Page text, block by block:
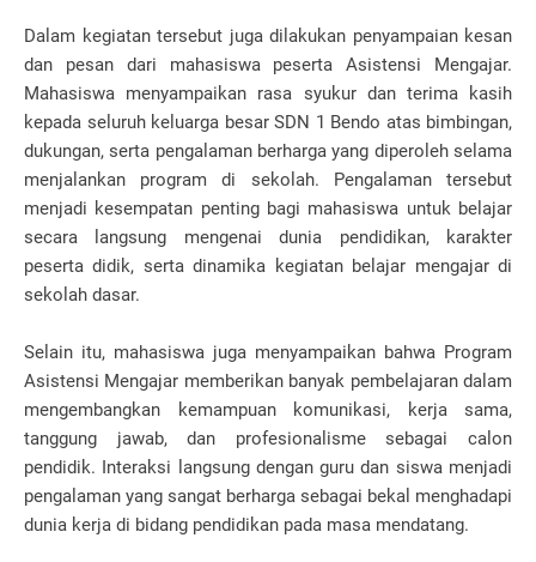
Dalam kegiatan tersebut juga dilakukan penyampaian kesan
dan pesan dari mahasiswa peserta Asistensi Mengajar.
Mahasiswa menyampaikan rasa syukur dan terima kasih
kepada seluruh keluarga besar SDN 1 Bendo atas bimbingan,
dukungan, serta pengalaman berharga yang diperoleh selama
menjalankan program di sekolah. Pengalaman tersebut
menjadi kesempatan penting bagi mahasiswa untuk belajar
secara langsung mengenai dunia pendidikan, karakter
peserta didik, serta dinamika kegiatan belajar mengajar di
sekolah dasar.
Selain itu, mahasiswa juga menyampaikan bahwa Program
Asistensi Mengajar memberikan banyak pembelajaran dalam
mengembangkan kemampuan komunikasi, kerja sama,
tanggung jawab, dan profesionalisme sebagai calon
pendidik. Interaksi langsung dengan guru dan siswa menjadi
pengalaman yang sangat berharga sebagai bekal menghadapi
dunia kerja di bidang pendidikan pada masa mendatang.